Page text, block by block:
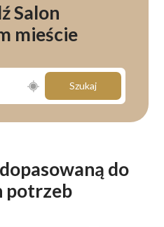
Salon
mieście
Szukaj
do
potrzeb